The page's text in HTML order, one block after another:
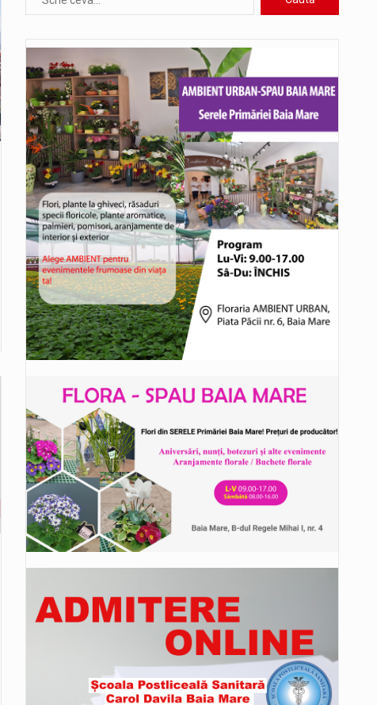
și sportive care vor avea loc pe…
în aceste zile: Dacă aplicațiile…
rundă de evaluare. Un număr…
va depăși pragul critic de 80 de…
COD GALBEN. Interval de valabilitate: 07 august, ora 12.00 – 07 august, ora 23.00 / Fenomene vizate: instabilitate atmosferică, intensificări…
ieri și în final adoptat de…
mărul discordiei între administrații.…
care folosesc mijloacele de transport în…